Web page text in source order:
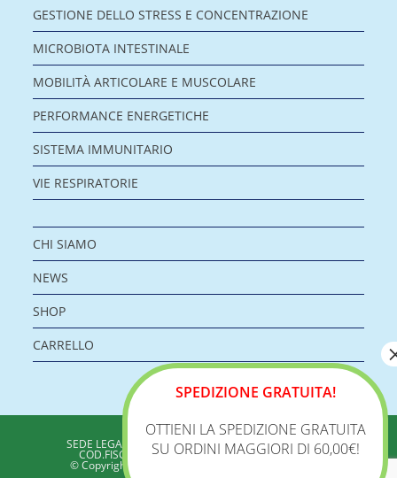
GESTIONE DELLO STRESS E CONCENTRAZIONE
MICROBIOTA INTESTINALE
MOBILITÀ ARTICOLARE E MUSCOLARE
PERFORMANCE ENERGETICHE
SISTEMA IMMUNITARIO
VIE RESPIRATORIE
CHI SIAMO
NEWS
SHOP
CARRELLO
BIOLOGICA S.R.L.
SEDE LEGALE: VIA DELLA ZECCA 1 – 40100 BOLOGNA
COD.FISC./P.IVA: 04198960371 - REA: BO 353313
© Copyright 2020 - Biologica – Integratori Alimentari
SPEDIZIONE GRATUITA!
OTTIENI LA SPEDIZIONE GRATUITA
SU ORDINI MAGGIORI DI 60,00€!